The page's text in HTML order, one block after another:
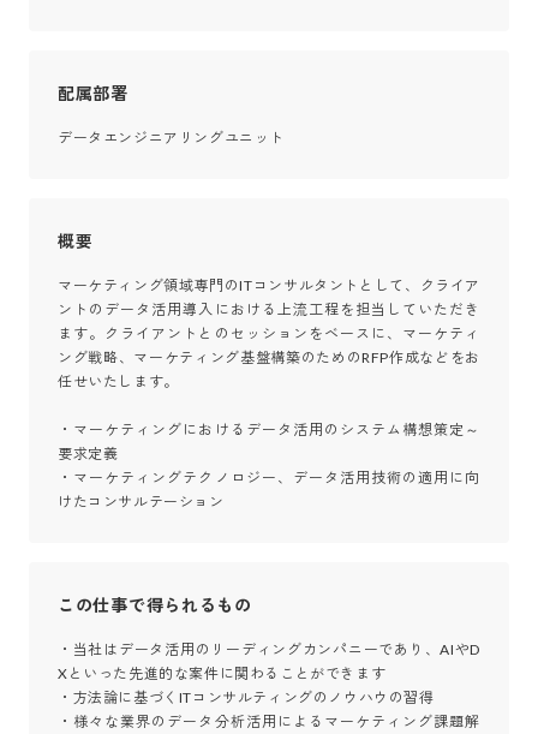
配属部署
データエンジニアリングユニット
概要
マーケティング領域専門のITコンサルタントとして、クライア
ントのデータ活用導入における上流工程を担当していただき
ます。クライアントとのセッションをベースに、マーケティ
ング戦略、マーケティング基盤構築のためのRFP作成などをお
任せいたします。
・マーケティングにおけるデータ活用のシステム構想策定～
要求定義
・マーケティングテクノロジー、データ活用技術の適用に向
けたコンサルテーション
この仕事で得られるもの
・当社はデータ活用のリーディングカンパニーであり、AIやD
Xといった先進的な案件に関わることができます
・方法論に基づくITコンサルティングのノウハウの習得
・様々な業界のデータ分析活用によるマーケティング課題解